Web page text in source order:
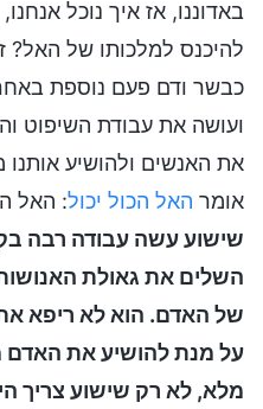
באדוננו, אז איך נוכל
להיכנס למלכותו של האל?
כבשר ודם פעם נוספת
ועושה את עבודת השיפוט
את האנשים ולהושיע
אומר האל הכול יכול: האל
שישוע עשה עבודה רבה
השלים את גאולת
של האדם. הוא לא ריפא
על מנת להושיע את
מלא, לא רק שישוע צריך